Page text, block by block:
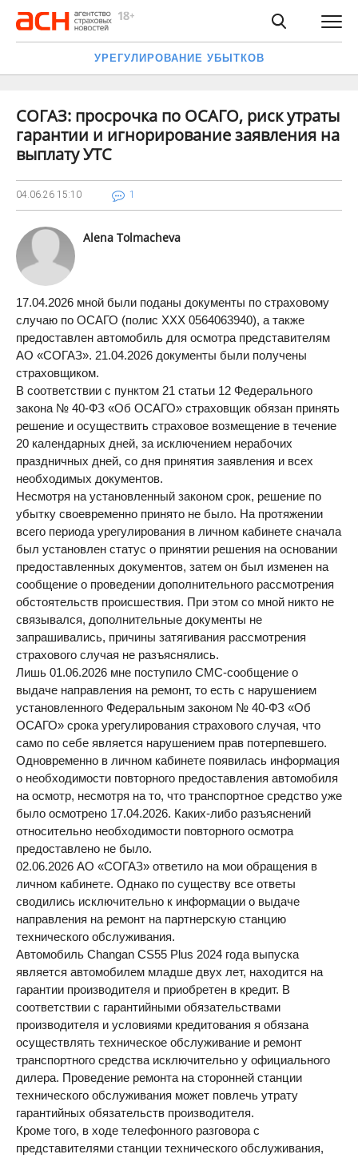
УРЕГУЛИРОВАНИЕ УБЫТКОВ
СОГАЗ: просрочка по ОСАГО, риск утраты
гарантии и игнорирование заявления на
выплату УТС
04.06.26 15:10 1
Alena Tolmacheva
17.04.2026 мной были поданы документы по страховому
случаю по ОСАГО (полис ХХХ 0564063940), а также
предоставлен автомобиль для осмотра представителям
АО «СОГАЗ». 21.04.2026 документы были получены
страховщиком.
В соответствии с пунктом 21 статьи 12 Федерального
закона № 40-ФЗ «Об ОСАГО» страховщик обязан принять
решение и осуществить страховое возмещение в течение
20 календарных дней, за исключением нерабочих
праздничных дней, со дня принятия заявления и всех
необходимых документов.
Несмотря на установленный законом срок, решение по
убытку своевременно принято не было. На протяжении
всего периода урегулирования в личном кабинете сначала
был установлен статус о принятии решения на основании
предоставленных документов, затем он был изменен на
сообщение о проведении дополнительного рассмотрения
обстоятельств происшествия. При этом со мной никто не
связывался, дополнительные документы не
запрашивались, причины затягивания рассмотрения
страхового случая не разъяснялись.
Лишь 01.06.2026 мне поступило СМС-сообщение о
выдаче направления на ремонт, то есть с нарушением
установленного Федеральным законом № 40-ФЗ «Об
ОСАГО» срока урегулирования страхового случая, что
само по себе является нарушением прав потерпевшего.
Одновременно в личном кабинете появилась информация
о необходимости повторного предоставления автомобиля
на осмотр, несмотря на то, что транспортное средство уже
было осмотрено 17.04.2026. Каких-либо разъяснений
относительно необходимости повторного осмотра
предоставлено не было.
02.06.2026 АО «СОГАЗ» ответило на мои обращения в
личном кабинете. Однако по существу все ответы
сводились исключительно к информации о выдаче
направления на ремонт на партнерскую станцию
технического обслуживания.
Автомобиль Changan CS55 Plus 2024 года выпуска
является автомобилем младше двух лет, находится на
гарантии производителя и приобретен в кредит. В
соответствии с гарантийными обязательствами
производителя и условиями кредитования я обязана
осуществлять техническое обслуживание и ремонт
транспортного средства исключительно у официального
дилера. Проведение ремонта на сторонней станции
технического обслуживания может повлечь утрату
гарантийных обязательств производителя.
Кроме того, в ходе телефонного разговора с
представителями станции технического обслуживания,